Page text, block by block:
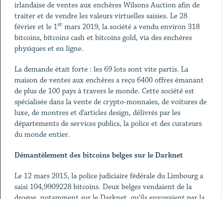
irlandaise de ventes aux enchères Wilsons Auction afin de
traiter et de vendre les valeurs virtuelles saisies. Le 28
février et le 1ermars 2019, la société a vendu environ 318
bitcoins, bitcoins cash et bitcoins gold, via des enchères
physiques et en ligne.
La demande était forte : les 69 lots sont vite partis. La
maison de ventes aux enchères a reçu 6400 offres émanant
de plus de 100 pays à travers le monde. Cette société est
spécialisée dans la vente de crypto-monnaies, de voitures de
luxe, de montres et d’articles design, délivrés par les
départements de services publics, la police et des curateurs
du monde entier.
Démantèlement des bitcoins belges sur le Darknet
Le 12 mars 2015, la police judiciaire fédérale du Limbourg a
saisi 104,9909228 bitcoins. Deux belges vendaient de la